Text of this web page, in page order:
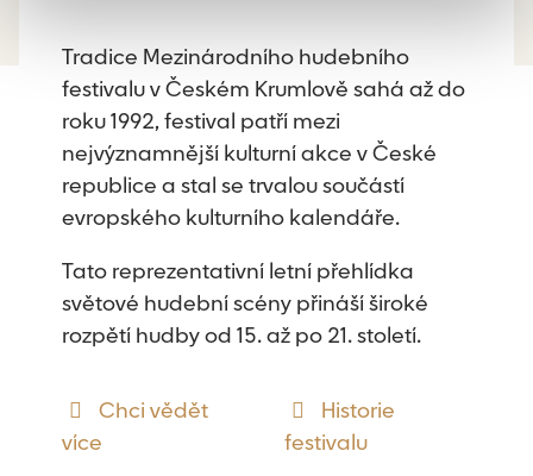
Tradice Mezinárodního hudebního
festivalu v Českém Krumlově sahá až do
roku 1992, festival patří mezi
nejvýznamnější kulturní akce v České
republice a stal se trvalou součástí
evropského kulturního kalendáře.
Tato reprezentativní letní přehlídka
světové hudební scény přináší široké
rozpětí hudby od 15. až po 21. století.
Chci vědět
více
Historie
festivalu